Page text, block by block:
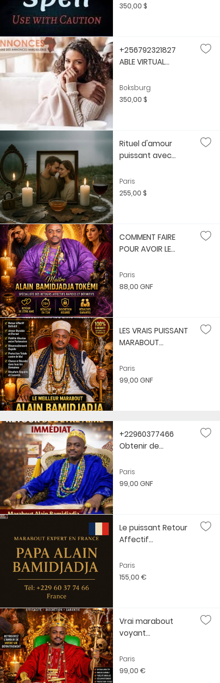
350,00 $
+256792321827
ABLE VIRTUAL...
Boksburg
350,00 $
Rituel d'amour
puissant avec...
Paris
255,00 $
COMMENT FAIRE
POUR AVOIR LE...
Paris
88,00 GNF
LES VRAIS PUISSANT
MARABOUT...
Paris
99,00 GNF
+22960377466
Obtenir de...
Paris
99,00 GNF
Le puissant Retour
Affectif...
Paris
155,00 €
Vrai marabout
voyant...
Paris
99,00 €